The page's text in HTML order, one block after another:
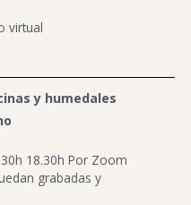
virtual
y humedales
18.30h Por Zoom
grabadas y